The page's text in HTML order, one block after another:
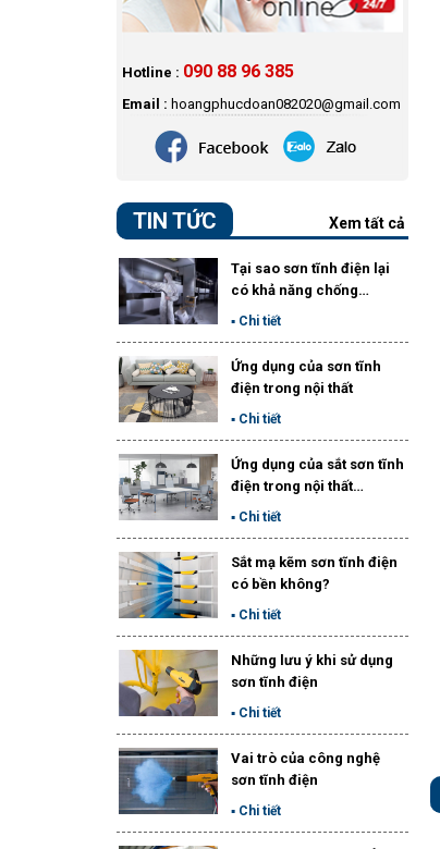
Hotline : 090 88 96 385
Email : hoangphucdoan082020@gmail.com
TIN TỨC Xem tất cả
Tại sao sơn tĩnh điện lại
có khả năng chống…
▪ Chi tiết
Ứng dụng của sơn tĩnh
điện trong nội thất
▪ Chi tiết
Ứng dụng của sắt sơn tĩnh
điện trong nội thất…
▪ Chi tiết
Sắt mạ kẽm sơn tĩnh điện
có bền không?
▪ Chi tiết
Những lưu ý khi sử dụng
sơn tĩnh điện
▪ Chi tiết
Vai trò của công nghệ
sơn tĩnh điện
▪ Chi tiết